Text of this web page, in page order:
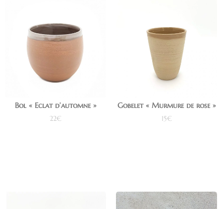
Bol « Eclat d’automne »
22€
Gobelet « Murmure de rose »
15€